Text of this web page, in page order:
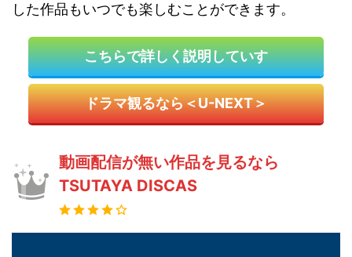
した作品もいつでも楽しむことができます。
こちらで詳しく説明していす
ドラマ観るなら＜U-NEXT＞
動画配信が無い作品を見るなら
TSUTAYA DISCAS